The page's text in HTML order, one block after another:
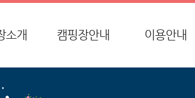
소개 캠핑장안내 이용안내